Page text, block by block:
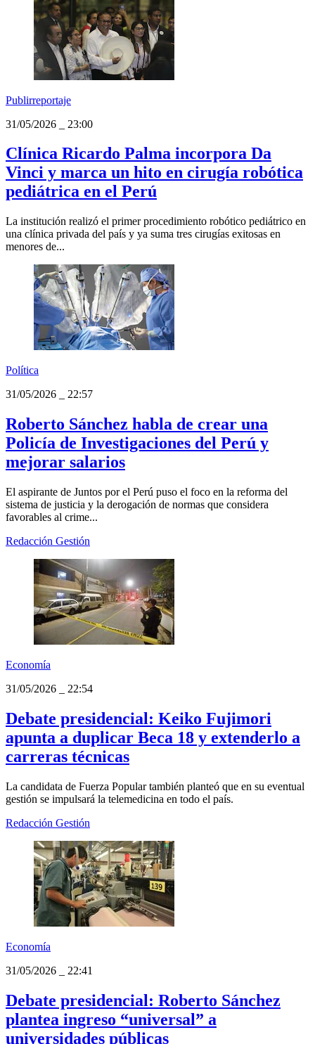
Publirreportaje
31/05/2026
23:00
Clínica Ricardo Palma incorpora Da
Vinci y marca un hito en cirugía robótica
pediátrica en el Perú
La institución realizó el primer procedimiento robótico pediátrico en
una clínica privada del país y ya suma tres cirugías exitosas en
menores de...
Política
31/05/2026
22:57
Roberto Sánchez habla de crear una
Policía de Investigaciones del Perú y
mejorar salarios
El aspirante de Juntos por el Perú puso el foco en la reforma del
sistema de justicia y la derogación de normas que considera
favorables al crime...
Redacción Gestión
Economía
31/05/2026
22:54
Debate presidencial: Keiko Fujimori
apunta a duplicar Beca 18 y extenderlo a
carreras técnicas
La candidata de Fuerza Popular también planteó que en su eventual
gestión se impulsará la telemedicina en todo el país.
Redacción Gestión
Economía
31/05/2026
22:41
Debate presidencial: Roberto Sánchez
plantea ingreso “universal” a
universidades públicas